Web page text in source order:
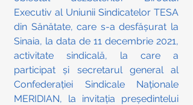
Executiv al Uniunii Sindicatelor TESA
din Sănătate, care s-a desfășurat la
Sinaia, la data de 11 decembrie 2021,
activitate sindicală, la care a
participat și secretarul general al
Confederației Sindicale Naționale
MERIDIAN, la invitația președintelui